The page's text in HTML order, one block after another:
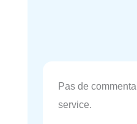
Pas de
service.